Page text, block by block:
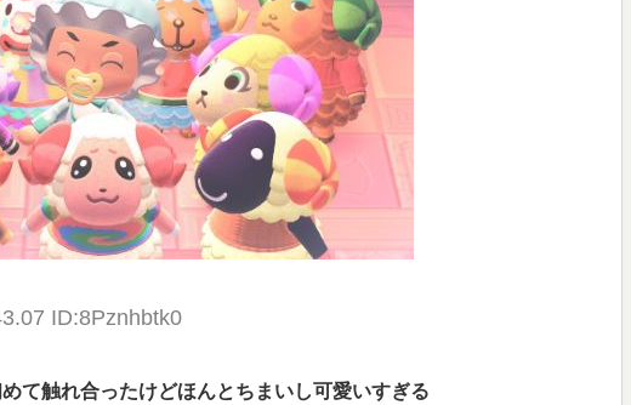
ID:8Pznhbtk0
て触れ合ったけどほんとちまいし可愛いすぎる